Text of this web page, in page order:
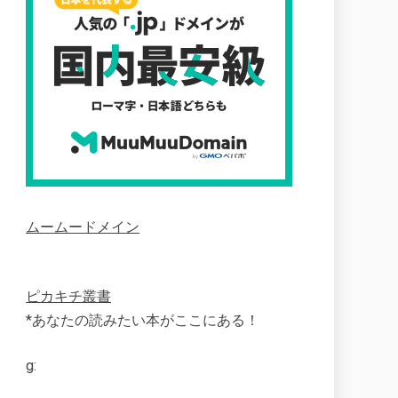
ムームードメイン
ピカキチ叢書
*あなたの読みたい本がここにある！
g: